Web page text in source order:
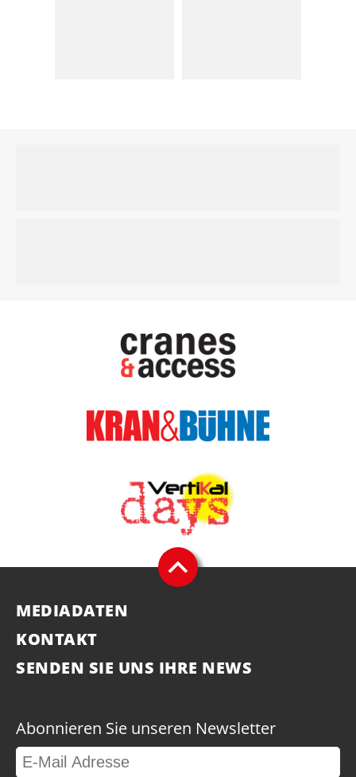
MEDIADATEN
KONTAKT
SENDEN SIE UNS IHRE NEWS
Abonnieren Sie unseren Newsletter